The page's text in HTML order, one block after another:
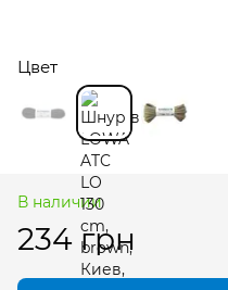
Цвет
В наличии
234 грн